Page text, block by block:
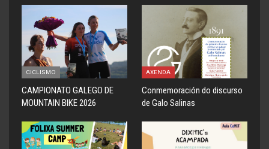
CICLISMO
CAMPIONATO GALEGO DE
MOUNTAIN BIKE 2026
AXENDA
Conmemoración do discurso
de Galo Salinas